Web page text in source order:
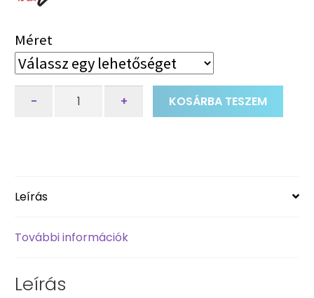
Méret
- + KOSÁRBA TESZEM
Leírás
További információk
Leírás